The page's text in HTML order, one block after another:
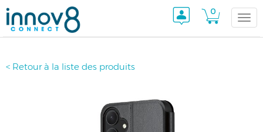
0
< Retour à la liste des produits